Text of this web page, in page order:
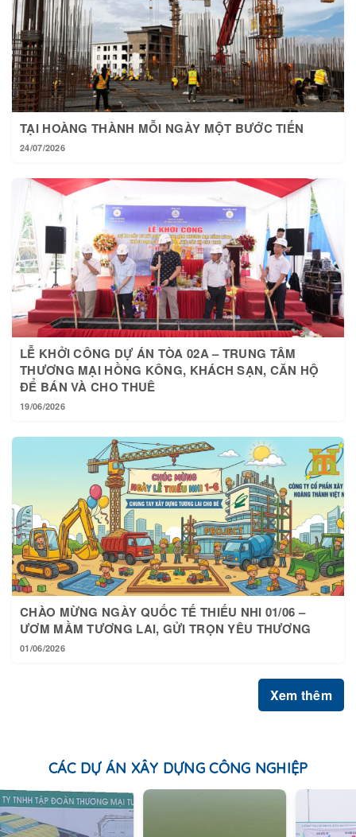
TẠI HOÀNG THÀNH MỖI NGÀY MỘT BƯỚC TIẾN
24/07/2026
LỄ KHỞI CÔNG DỰ ÁN TÒA 02A – TRUNG TÂM
THƯƠNG MẠI HỒNG KÔNG, KHÁCH SẠN, CĂN HỘ
ĐỂ BÁN VÀ CHO THUÊ
19/06/2026
CHÀO MỪNG NGÀY QUỐC TẾ THIẾU NHI 01/06 –
ƯƠM MẦM TƯƠNG LAI, GỬI TRỌN YÊU THƯƠNG
01/06/2026